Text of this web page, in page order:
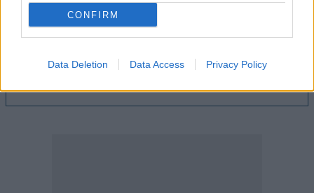
CONFIRM
Data Deletion Data Access Privacy Policy
04.08.2026 - 11:26
Γιάννης Καντώρος – Όμιλος INTERAMERICAN